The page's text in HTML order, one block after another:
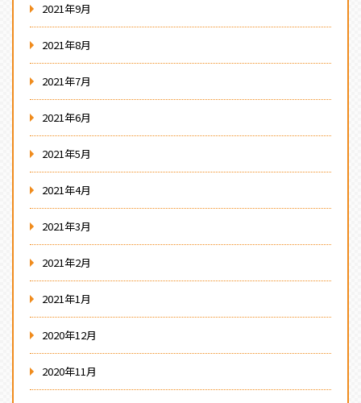
2021年9月
2021年8月
2021年7月
2021年6月
2021年5月
2021年4月
2021年3月
2021年2月
2021年1月
2020年12月
2020年11月